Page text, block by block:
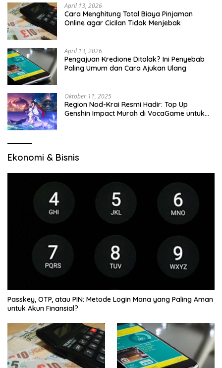
April 13, 2026
Cara Menghitung Total Biaya Pinjaman
Online agar Cicilan Tidak Menjebak
April 13, 2026
Pengajuan Kredione Ditolak? Ini Penyebab
Paling Umum dan Cara Ajukan Ulang
Oktober 11, 2025
Region Nod-Krai Resmi Hadir: Top Up
Genshin Impact Murah di VocaGame untuk
Ekonomi & Bisnis
Passkey, OTP, atau PIN: Metode Login Mana yang Paling Aman
untuk Akun Finansial?